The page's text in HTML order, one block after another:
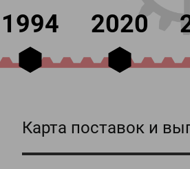
1994 2020
Карта поставок и